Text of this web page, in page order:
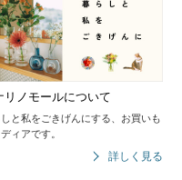
リノモールについて
と私をごきげんにする、お買いも
ィアです。
詳しく見る